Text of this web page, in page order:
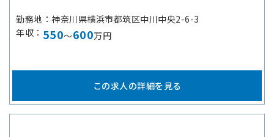
勤務地
神奈川県横浜市都筑区中川中央2-6-3
年収
550～600万円
この求人の詳細を見る